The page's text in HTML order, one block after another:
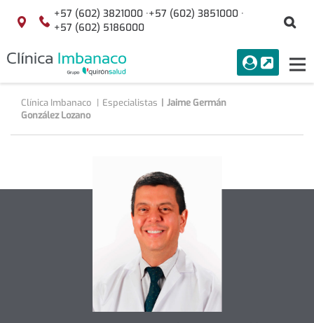
Saltar al contenido
Localización
+57 (602) 3821000 ·+57 (602) 3851000 ·
+57 (602) 5186000
menuAcceso
Buscar
Clínica Imbanaco Especialistas
Jaime Germán
González Lozano